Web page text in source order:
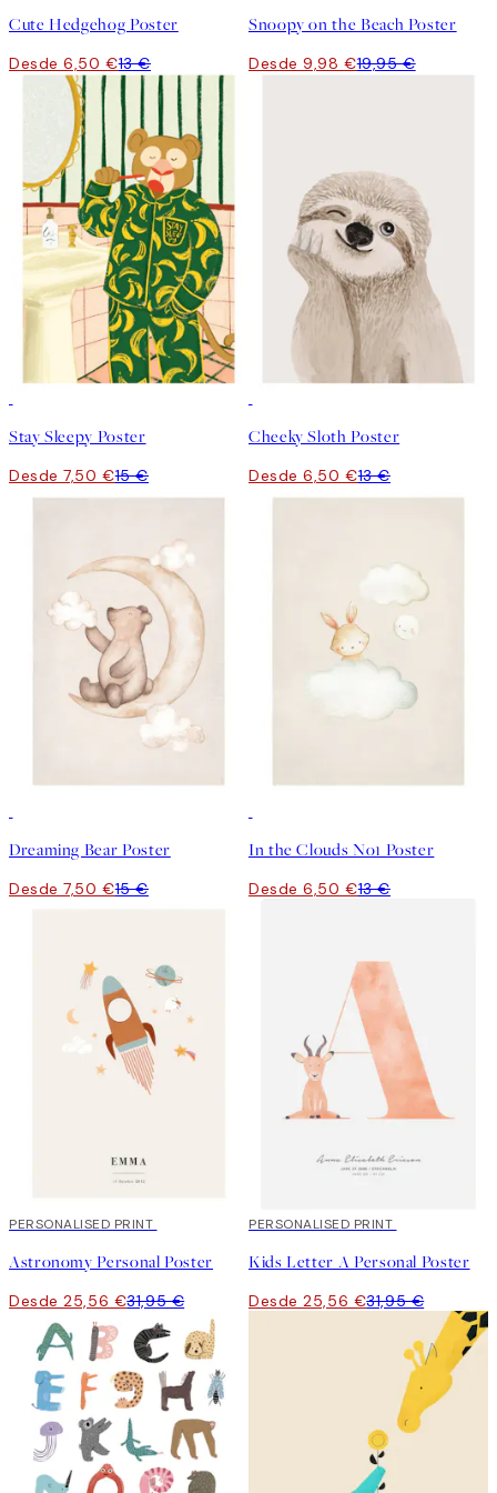
Cute Hedgehog Poster
Desde 6,50 €13 €
Snoopy on the Beach Poster
Desde 9,98 €19,95 €
Stay Sleepy Poster
Desde 7,50 €15 €
Cheeky Sloth Poster
Desde 6,50 €13 €
Dreaming Bear Poster
Desde 7,50 €15 €
In the Clouds No1 Poster
Desde 6,50 €13 €
20%*
PERSONALISED PRINT
Astronomy Personal Poster
Desde 25,56 €31,95 €
20%*
PERSONALISED PRINT
Kids Letter A Personal Poster
Desde 25,56 €31,95 €